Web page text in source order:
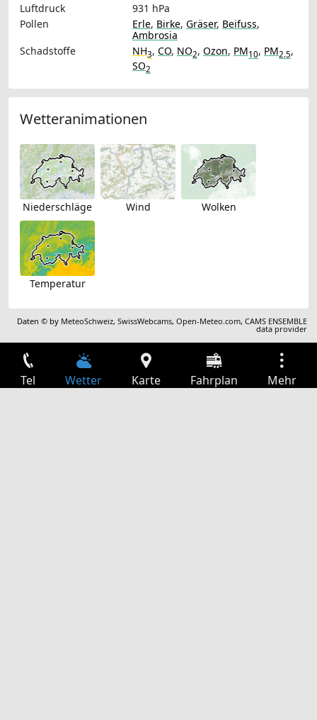
Luftdruck
931 hPa
Pollen
Erle, Birke, Gräser, Beifuss,
Ambrosia
Schadstoffe
NH3, CO, NO2, Ozon, PM10, PM2.5,
SO2
Wetteranimationen
Niederschläge Wind Wolken
Temperatur
Daten © by MeteoSchweiz,SwissWebcams,Open-Meteo.com,CAMS ENSEMBLE
data provider
Tel Wetter Karte Fahrplan Mehr